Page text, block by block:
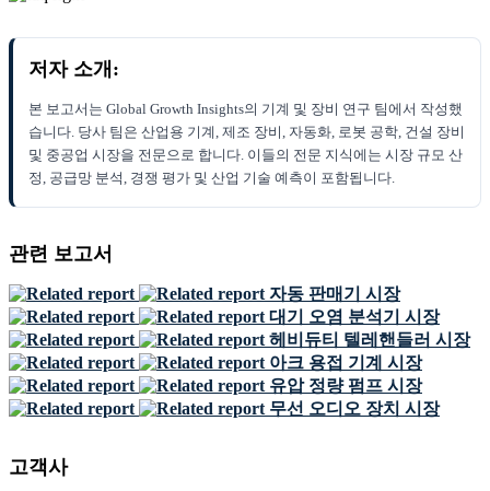
저자 소개:
본 보고서는 Global Growth Insights의 기계 및 장비 연구 팀에서 작성했
습니다. 당사 팀은 산업용 기계, 제조 장비, 자동화, 로봇 공학, 건설 장비
및 중공업 시장을 전문으로 합니다. 이들의 전문 지식에는 시장 규모 산
정, 공급망 분석, 경쟁 평가 및 산업 기술 예측이 포함됩니다.
관련 보고서
자동 판매기 시장
대기 오염 분석기 시장
헤비듀티 텔레핸들러 시장
아크 용접 기계 시장
유압 정량 펌프 시장
무선 오디오 장치 시장
고객사